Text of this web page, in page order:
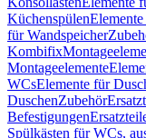
Küchenspülen
für Wandspeicher
Kombifix
Montageelemente
WCsElemente für
DuschenZubehör
Befestigungen
Spülkästen für WCs,